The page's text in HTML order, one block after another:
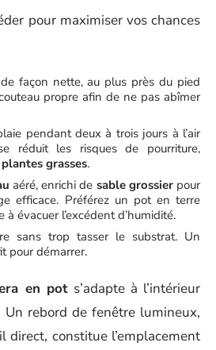
pour maximiser vos chances
façon nette, au plus près du pied
propre afin de ne pas abîmer
pendant deux à trois jours à l’air
réduit les risques de pourriture,
plantes grasses.
aéré, enrichi de sable grossierpour
efficace. Préférez un pot en terre
à évacuer l’excédent d’humidité.
sans trop tasser le substrat. Un
pour démarrer.
en pots’adapte à l’intérieur
Un rebord de fenêtre lumineux,
direct, constitue l’emplacement